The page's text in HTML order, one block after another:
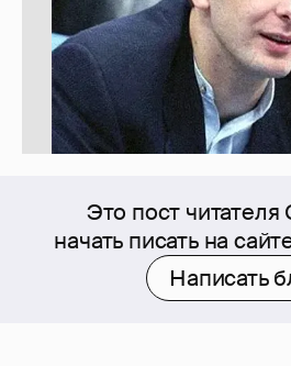
Это пост читателя
начать писать на
Написать